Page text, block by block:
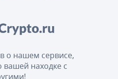
о нашем сервисе,
вашей находке с